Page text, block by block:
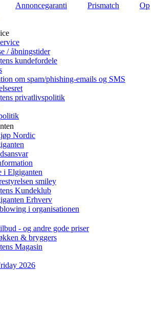
Annoncegaranti Prismatch
Op
/ åbningstider
kundefordele
om spam/phishing-emails og SMS
privatlivspolitik
Nordic
i Elgiganten
smiley
Kundeklub
Erhverv
i organisationen
- og andre gode priser
& bryggers
Magasin
2026